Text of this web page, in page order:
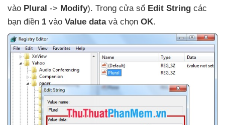
vào Plural -> Modify). Trong cửa sổ Edit String các
bạn điền 1 vào Value data và chọn OK.